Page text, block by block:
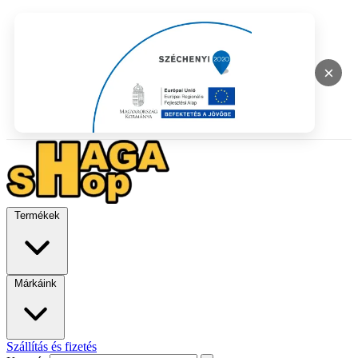
×
Termékek
Márkáink
Szállítás és fizetés